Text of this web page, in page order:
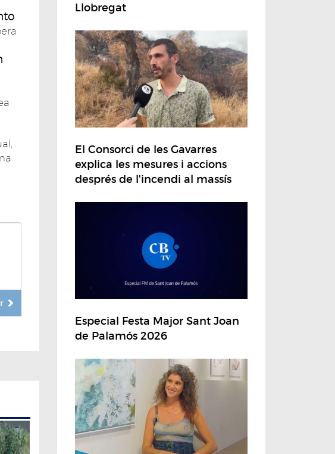
Llobregat
El Consorci de les Gavarres
explica les mesures i accions
després de l'incendi al massís
Especial Festa Major Sant Joan
de Palamós 2026